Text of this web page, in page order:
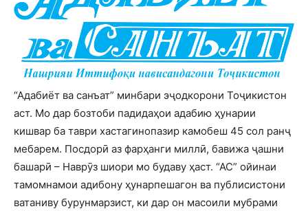
“Адабиёт ва санъат” минбари эҷодкорони Тоҷикистон
аст. Мо дар бозтоби падидаҳои адабию ҳунарии
кишвар ба таври хастагинопазир камобеш 45 сол ранҷ
мебарем. Посдорӣ аз фарҳанги миллӣ, бавижа ҷашни
башарӣ – Наврӯз шиори мо будаву ҳаст. “АС” ойинаи
тамомнамои адибону ҳунарпешагон ва публисистони
ватаниву бурунмарзист, ки дар он масоили мубрами